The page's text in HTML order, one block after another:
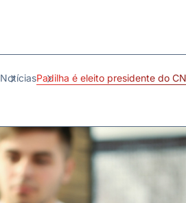
NotíciasPadilha é eleito presidente do